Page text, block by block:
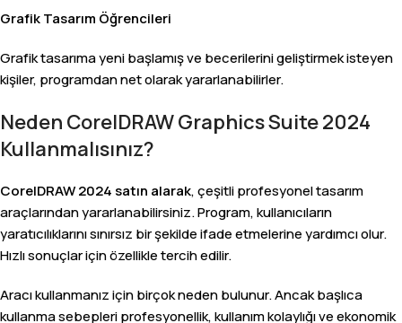
Grafik Tasarım Öğrencileri
Grafik tasarıma yeni başlamış ve becerilerini geliştirmek isteyen
kişiler, programdan net olarak yararlanabilirler.
Neden CorelDRAW Graphics Suite 2024
Kullanmalısınız?
CorelDRAW 2024 satın alarak, çeşitli profesyonel tasarım
araçlarından yararlanabilirsiniz. Program, kullanıcıların
yaratıcılıklarını sınırsız bir şekilde ifade etmelerine yardımcı olur.
Hızlı sonuçlar için özellikle tercih edilir.
Aracı kullanmanız için birçok neden bulunur. Ancak başlıca
kullanma sebepleri profesyonellik, kullanım kolaylığı ve ekonomik